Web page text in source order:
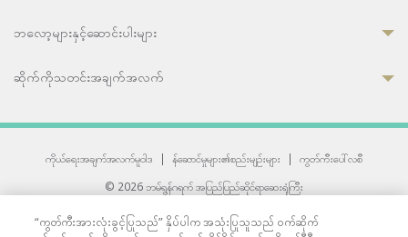
ဘလော့များနှင့်ဆောင်းပါးများ
ဆိုက်ကိုသတင်းအချက်အလက်
ကိုယ်ရေးအချက်အလက်မူဝါဒ | န်ဆောင်မှုများ၏စည်းမျဉ်းများ |
ကွတ်ကီးပေါ်လစီ
© 2026 ဘမ်ရွန်ဂရက် အပြည်ပြည်ဆိုင်ရာဆေးရုံကြီး
“ကွတ်ကီးအားလုံးခွင့်ပြုသည်” နှိပ်ပါက အသုံးပြုသူသည် ဝက်ဆိုက်